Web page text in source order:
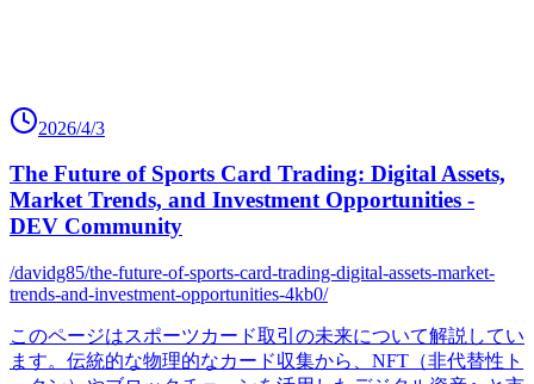
2026/4/3
The Future of Sports Card Trading: Digital Assets,
Market Trends, and Investment Opportunities -
DEV Community
/davidg85/the-future-of-sports-card-trading-digital-assets-market-
trends-and-investment-opportunities-4kb0/
このページはスポーツカード取引の未来について解説してい
ます。伝統的な物理的なカード収集から、NFT（非代替性ト